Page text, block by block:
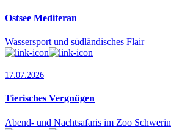
Ostsee Mediteran
Wassersport und südländisches Flair
17.07.2026
Tierisches Vergnügen
Abend- und Nachtsafaris im Zoo Schwerin